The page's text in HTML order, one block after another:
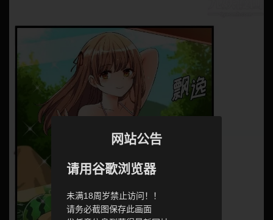
网站公告
请用谷歌浏览器
未满18周岁禁止访问！！
请务必截图保存此画面